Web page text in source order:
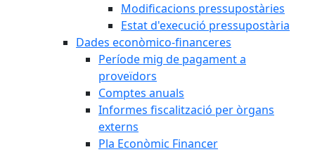
Modificacions pressupostàries
Estat d'execució pressupostària
Dades econòmico-financeres
Període mig de pagament a
proveïdors
Comptes anuals
Informes fiscalització per òrgans
externs
Pla Econòmic Financer